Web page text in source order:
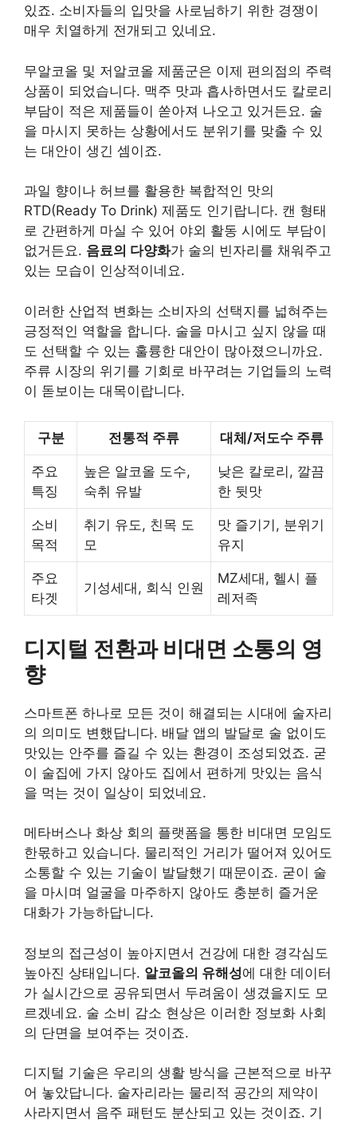
있죠. 소비자들의 입맛을 사로님하기 위한 경쟁이
매우 치열하게 전개되고 있네요.
무알코올 및 저알코올 제품군은 이제 편의점의 주력
상품이 되었습니다. 맥주 맛과 흡사하면서도 칼로리
부담이 적은 제품들이 쏟아져 나오고 있거든요. 술
을 마시지 못하는 상황에서도 분위기를 맞출 수 있
는 대안이 생긴 셈이죠.
과일 향이나 허브를 활용한 복합적인 맛의
RTD(Ready To Drink) 제품도 인기랍니다. 캔 형태
로 간편하게 마실 수 있어 야외 활동 시에도 부담이
없거든요. 음료의 다양화가 술의 빈자리를 채워주고
있는 모습이 인상적이네요.
이러한 산업적 변화는 소비자의 선택지를 넓혀주는
긍정적인 역할을 합니다. 술을 마시고 싶지 않을 때
도 선택할 수 있는 훌륭한 대안이 많아졌으니까요.
주류 시장의 위기를 기회로 바꾸려는 기업들의 노력
이 돋보이는 대목이랍니다.
구분 전통적 주류 대체/저도수 주류
주요
특징
높은 알코올 도수,
숙취 유발
낮은 칼로리, 깔끔
한 뒷맛
소비
목적
취기 유도, 친목 도
모
맛 즐기기, 분위기
유지
주요
타겟
기성세대, 회식 인원
MZ세대, 헬시 플
레저족
디지털 전환과 비대면 소통의 영
향
스마트폰 하나로 모든 것이 해결되는 시대에 술자리
의 의미도 변했답니다. 배달 앱의 발달로 술 없이도
맛있는 안주를 즐길 수 있는 환경이 조성되었죠. 굳
이 술집에 가지 않아도 집에서 편하게 맛있는 음식
을 먹는 것이 일상이 되었네요.
메타버스나 화상 회의 플랫폼을 통한 비대면 모임도
한몫하고 있습니다. 물리적인 거리가 떨어져 있어도
소통할 수 있는 기술이 발달했기 때문이죠. 굳이 술
을 마시며 얼굴을 마주하지 않아도 충분히 즐거운
대화가 가능하답니다.
정보의 접근성이 높아지면서 건강에 대한 경각심도
높아진 상태입니다. 알코올의 유해성에 대한 데이터
가 실시간으로 공유되면서 두려움이 생겼을지도 모
르겠네요. 술 소비 감소 현상은 이러한 정보화 사회
의 단면을 보여주는 것이죠.
디지털 기술은 우리의 생활 방식을 근본적으로 바꾸
어 놓았답니다. 술자리라는 물리적 공간의 제약이
사라지면서 음주 패턴도 분산되고 있는 것이죠. 기